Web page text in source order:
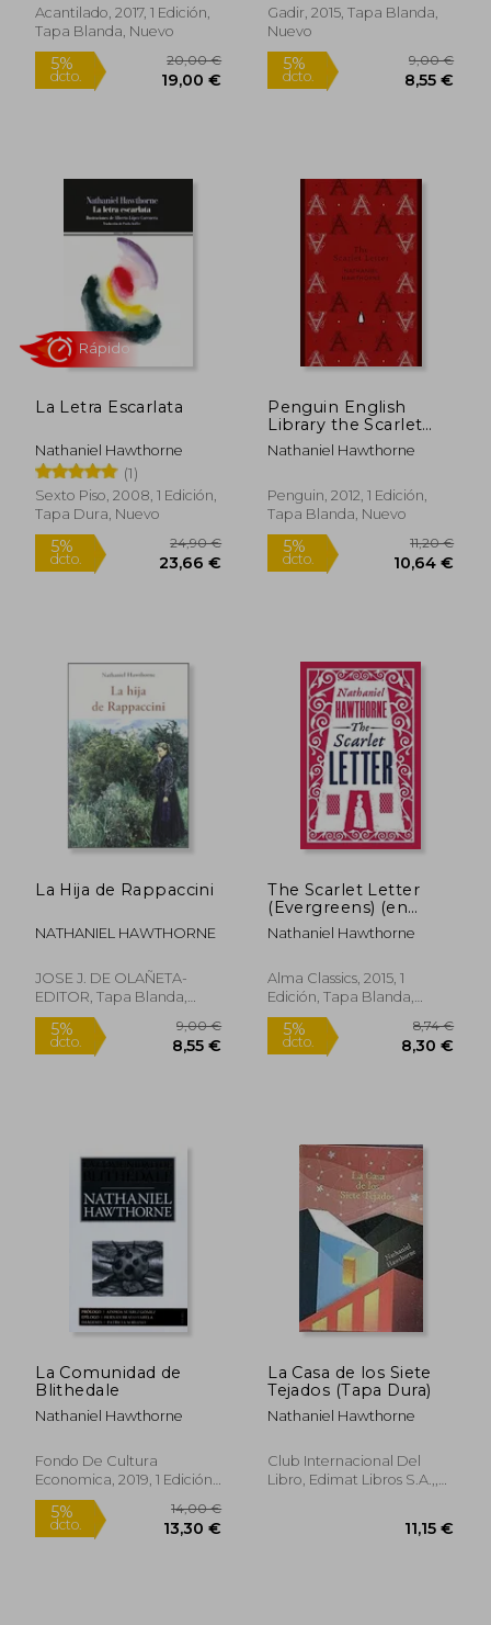
5%
dcto.
Rápido
5%
dcto.
Rápido
Acantilado, 2017, 1 Edición,
Tapa Blanda, Nuevo
5%
dcto.
20,00 €
19,00 €
Rápido
Gadir, 2015, Tapa Blanda,
Nuevo
5%
dcto.
La Letra Escarlata
Nathaniel Hawthorne
(1)
Sexto Piso, 2008, 1 Edición,
Tapa Dura, Nuevo
dcto.
Penguin English
Library the Scarlet
Letter (The Penguin
English Library) (en
Nathaniel Hawthorne
Penguin, 2012, 1 Edición,
Tapa Blanda, Nuevo
5%
dcto.
La Hija de Rappaccini
NATHANIEL HAWTHORNE
JOSE J. DE OLAÑETA-
EDITOR, Tapa Blanda,
Nuevo
The Scarlet Letter
(Evergreens) (en
Inglés)
Nathaniel Hawthorne
Alma Classics, 2015, 1
Edición, Tapa Blanda,
Nuevo
La Comunidad de
Blithedale
Nathaniel Hawthorne
Fondo De Cultura
Economica, 2019, 1 Edición,
Tapa Blanda, Nuevo
La Casa de los Siete
Tejados (Tapa Dura)
Nathaniel Hawthorne
Club Internacional Del
Libro, Edimat Libros S.A.,,